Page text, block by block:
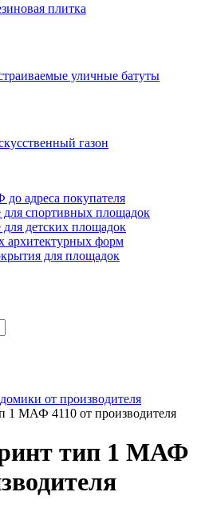
плитка
уличные батуты
газон
адреса покупателя
для спортивных площадок
детских площадок
форм
для площадок
от производителя
1 МАФ 4110 от производителя
тип 1 МАФ